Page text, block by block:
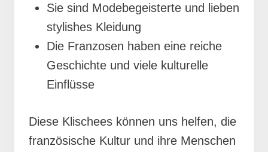
Sie sind Modebegeisterte und lieben
stylishes Kleidung
Die Franzosen haben eine reiche
Geschichte und viele kulturelle
Einflüsse
Diese Klischees können uns helfen, die
französische Kultur und ihre Menschen